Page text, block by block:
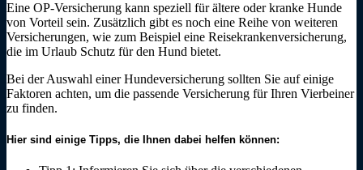
Eine OP-Versicherung kann speziell für ältere oder kranke Hunde
von Vorteil sein. Zusätzlich gibt es noch eine Reihe von weiteren
Versicherungen, wie zum Beispiel eine Reisekrankenversicherung,
die im Urlaub Schutz für den Hund bietet.
Bei der Auswahl einer Hundeversicherung sollten Sie auf einige
Faktoren achten, um die passende Versicherung für Ihren Vierbeiner
zu finden.
Hier sind einige Tipps, die Ihnen dabei helfen können: